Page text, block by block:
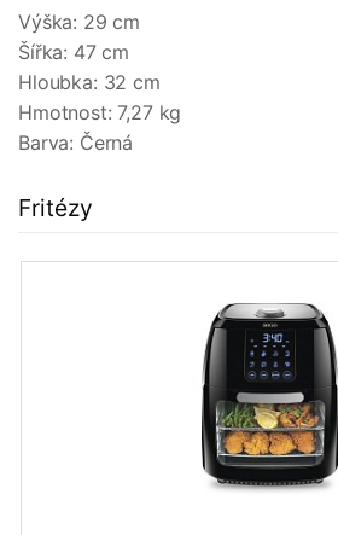
Výška: 29 cm
Šířka: 47 cm
Hloubka: 32 cm
Hmotnost: 7,27 kg
Barva: Černá
Fritézy